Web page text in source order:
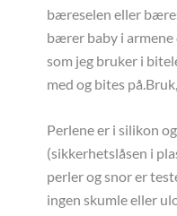
bæreselen eller
bærer baby i armene
som jeg bruker i
med og bites
Perlene er i silikon
(sikkerhetslåsen i
perler og snor er
ingen skumle eller